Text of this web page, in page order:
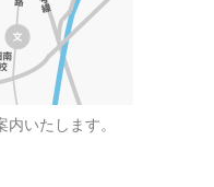
いたします。